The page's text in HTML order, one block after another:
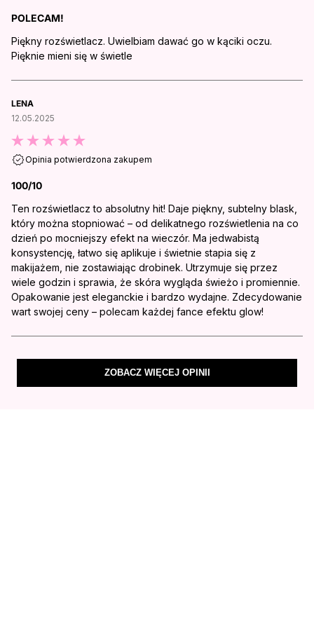
POLECAM!
Piękny rozświetlacz. Uwielbiam dawać go w kąciki oczu.
Pięknie mieni się w świetle
LENA
12.05.2025
Opinia potwierdzona zakupem
100/10
Ten rozświetlacz to absolutny hit! Daje piękny, subtelny blask,
który można stopniować – od delikatnego rozświetlenia na co
dzień po mocniejszy efekt na wieczór. Ma jedwabistą
konsystencję, łatwo się aplikuje i świetnie stapia się z
makijażem, nie zostawiając drobinek. Utrzymuje się przez
wiele godzin i sprawia, że skóra wygląda świeżo i promiennie.
Opakowanie jest eleganckie i bardzo wydajne. Zdecydowanie
wart swojej ceny – polecam każdej fance efektu glow!
ZOBACZ WIĘCEJ OPINII